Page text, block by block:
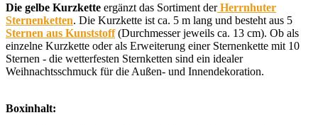
Die gelbe Kurzkette ergänzt das Sortiment derHerrnhuter
Sternenketten. Die Kurzkette ist ca. 5 m lang und besteht aus 5
Sternen aus Kunststoff(Durchmesser jeweils ca. 13 cm). Ob als
einzelne Kurzkette oder als Erweiterung einer Sternenkette mit 10
Sternen - die wetterfesten Sternketten sind ein idealer
Weihnachtsschmuck für die Außen- und Innendekoration.
Boxinhalt: